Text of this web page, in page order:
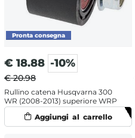
€ 18.88 -10%
€ 20.98
Rullino catena Husqvarna 300
WR (2008-2013) superiore WRP